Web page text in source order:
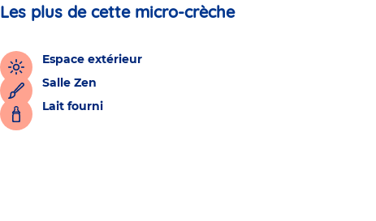
Les plus de cette micro-crèche
Espace extérieur
Salle Zen
Lait fourni